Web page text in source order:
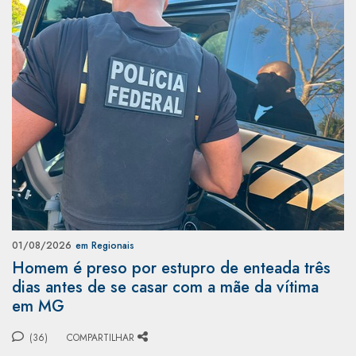
01/08/2026 em Regionais
Homem é preso por estupro de enteada três
dias antes de se casar com a mãe da vítima
em MG
(36) COMPARTILHAR